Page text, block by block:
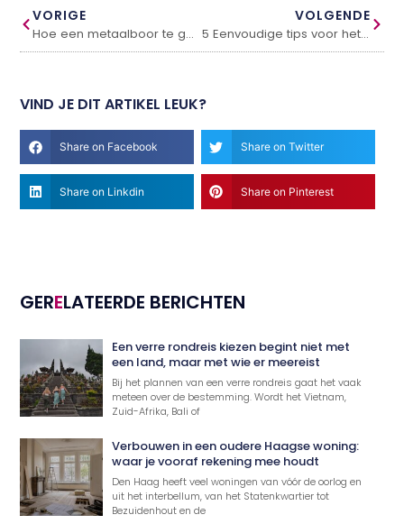
VORIGE
Hoe een metaalboor te gebruiken?
VOLGENDE
5 Eenvoudige tips voor het creëren van het perfecte terras
VIND JE DIT ARTIKEL LEUK?
Share on Facebook Share on Twitter
Share on Linkdin Share on Pinterest
GERELATEERDE BERICHTEN
Een verre rondreis kiezen begint niet met
een land, maar met wie er meereist
Bij het plannen van een verre rondreis gaat het vaak
meteen over de bestemming. Wordt het Vietnam,
Zuid-Afrika, Bali of
Verbouwen in een oudere Haagse woning:
waar je vooraf rekening mee houdt
Den Haag heeft veel woningen van vóór de oorlog en
uit het interbellum, van het Statenkwartier tot
Bezuidenhout en de